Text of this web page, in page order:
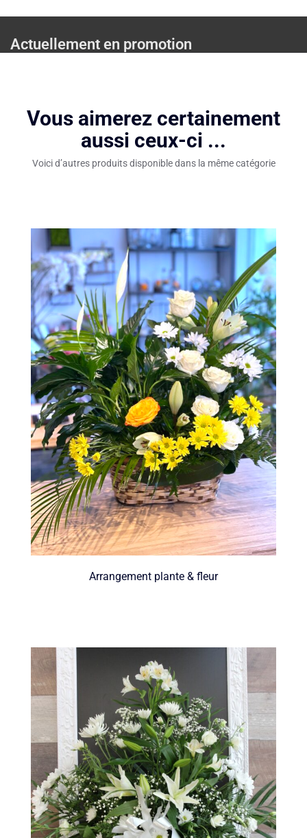
Actuellement en promotion
Vous aimerez certainement
aussi ceux-ci ...
Voici d’autres produits disponible dans la même catégorie
Arrangement plante & fleur